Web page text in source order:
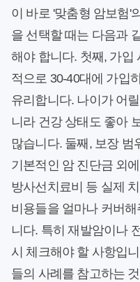
이 바로 '맞춤형 암보험'
을 선택할 때는 다음과
해야 합니다. 첫째, 가입
적으로 30-40대에 가입
유리합니다. 나이가 어
니라 건강 상태도 좋아
많습니다. 둘째, 보장 범
기본적인 암 진단금 외
방사선치료비 등 실제
비용들을 얼마나 커버
니다. 특히 재발암이나
시 체크해야 할 사항입
들의 사례를 참고하는